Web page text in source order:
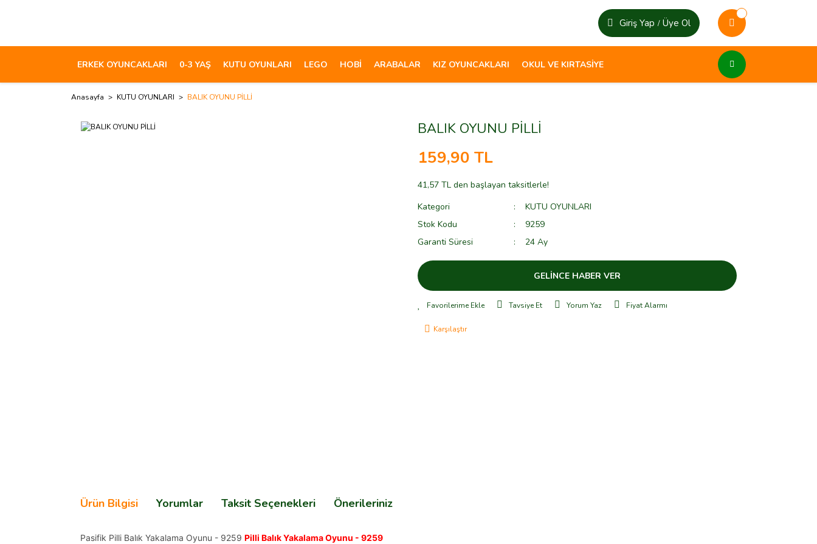
Giriş Yap / Üye Ol
ERKEK OYUNCAKLARI 0-3 YAŞ KUTU OYUNLARI LEGO HOBİ ARABALAR KIZ OYUNCAKLARI OKUL VE KIRTASİYE
Anasayfa KUTU OYUNLARI BALIK OYUNU PİLLİ
BALIK OYUNU PİLLİ
159,90 TL
41,57 TL den başlayan taksitlerle!
Kategori
KUTU OYUNLARI
Stok Kodu
9259
Garanti Süresi
24 Ay
GELİNCE HABER VER
Tavsiye Et Yorum Yaz Fiyat Alarmı
Karşılaştır
Ürün Bilgisi Yorumlar Taksit Seçenekleri Önerileriniz
Pasifik Pilli Balık Yakalama Oyunu - 9259 Pilli Balık Yakalama Oyunu - 9259